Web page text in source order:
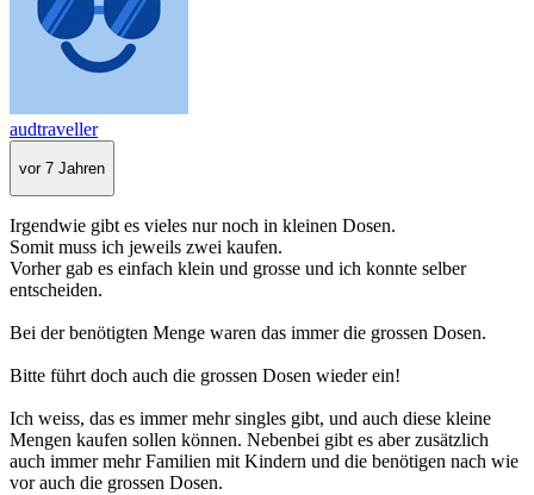
audtraveller
vor 7 Jahren
Irgendwie gibt es vieles nur noch in kleinen Dosen.
Somit muss ich jeweils zwei kaufen.
Vorher gab es einfach klein und grosse und ich konnte selber
entscheiden.
Bei der benötigten Menge waren das immer die grossen Dosen.
Bitte führt doch auch die grossen Dosen wieder ein!
Ich weiss, das es immer mehr singles gibt, und auch diese kleine
Mengen kaufen sollen können. Nebenbei gibt es aber zusätzlich
auch immer mehr Familien mit Kindern und die benötigen nach wie
vor auch die grossen Dosen.